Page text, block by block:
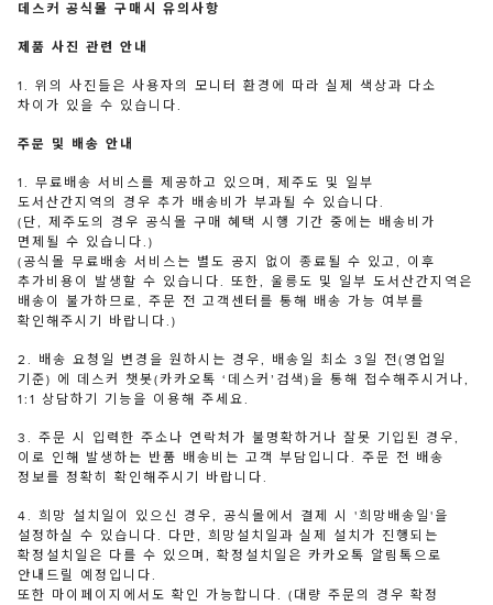
데스커 공식몰 구매시 유의사항
제품 사진 관련 안내
1. 위의 사진들은 사용자의 모니터 환경에 따라 실제 색상과 다소
차이가 있을 수 있습니다.
주문 및 배송 안내
1. 무료배송 서비스를 제공하고 있으며, 제주도 및 일부
도서산간지역의 경우 추가 배송비가 부과될 수 있습니다.
(단, 제주도의 경우 공식몰 구매 혜택 시행 기간 중에는 배송비가
면제될 수 있습니다.)
(공식몰 무료배송 서비스는 별도 공지 없이 종료될 수 있고, 이후
추가비용이 발생할 수 있습니다. 또한, 울릉도 및 일부 도서산간지역은
배송이 불가하므로, 주문 전 고객센터를 통해 배송 가능 여부를
확인해주시기 바랍니다.)
2. 배송 요청일 변경을 원하시는 경우, 배송일 최소 3일 전(영업일
기준) 에 데스커 챗봇(카카오톡 ‘데스커’검색)을 통해 접수해주시거나,
1:1 상담하기 기능을 이용해 주세요.
3. 주문 시 입력한 주소나 연락처가 불명확하거나 잘못 기입된 경우,
이로 인해 발생하는 반품 배송비는 고객 부담입니다. 주문 전 배송
정보를 정확히 확인해주시기 바랍니다.
4. 희망 설치일이 있으신 경우, 공식몰에서 결제 시 '희망배송일'을
설정하실 수 있습니다. 다만, 희망설치일과 실제 설치가 진행되는
확정설치일은 다를 수 있으며, 확정설치일은 카카오톡 알림톡으로
안내드릴 예정입니다.
또한 마이페이지에서도 확인 가능합니다. (대량 주문의 경우 확정